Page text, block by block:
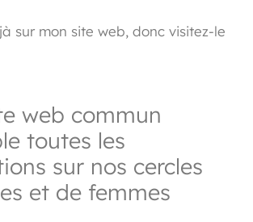
sur mon site web, donc visitez-le
web commun
toutes les
sur nos cercles
et de femmes